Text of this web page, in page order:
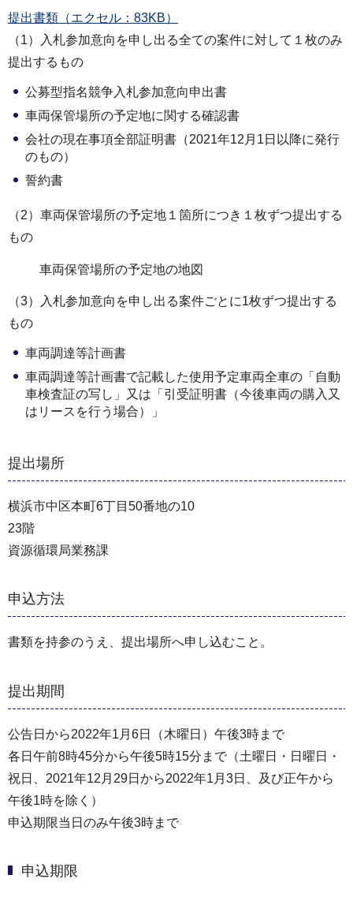
提出書類（エクセル：83KB）
（1）入札参加意向を申し出る全ての案件に対して１枚のみ
提出するもの
公募型指名競争入札参加意向申出書
車両保管場所の予定地に関する確認書
会社の現在事項全部証明書（2021年12月1日以降に発行
のもの）
誓約書
（2）車両保管場所の予定地１箇所につき１枚ずつ提出する
もの
車両保管場所の予定地の地図
（3）入札参加意向を申し出る案件ごとに1枚ずつ提出する
もの
車両調達等計画書
車両調達等計画書で記載した使用予定車両全車の「自動
車検査証の写し」又は「引受証明書（今後車両の購入又
はリースを行う場合）」
提出場所
横浜市中区本町6丁目50番地の10
23階
資源循環局業務課
申込方法
書類を持参のうえ、提出場所へ申し込むこと。
提出期間
公告日から2022年1月6日（木曜日）午後3時まで
各日午前8時45分から午後5時15分まで（⼟曜日・⽇曜日・
祝⽇、2021年12⽉29⽇から2022年1⽉3⽇、及び正午から
午後1時を除く）
申込期限当日のみ午後3時まで
申込期限